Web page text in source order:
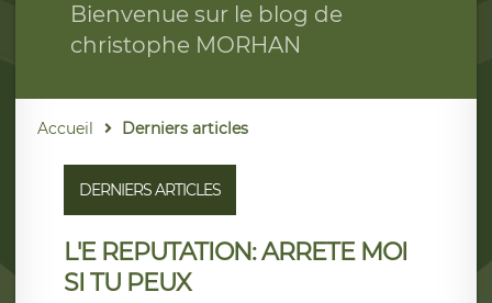
Bienvenue sur le blog de
christophe MORHAN
Accueil Derniers articles
DERNIERS ARTICLES
L'E REPUTATION: ARRETE MOI
SI TU PEUX